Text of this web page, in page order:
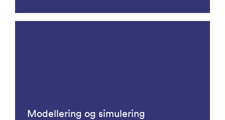
Modellering og simulering